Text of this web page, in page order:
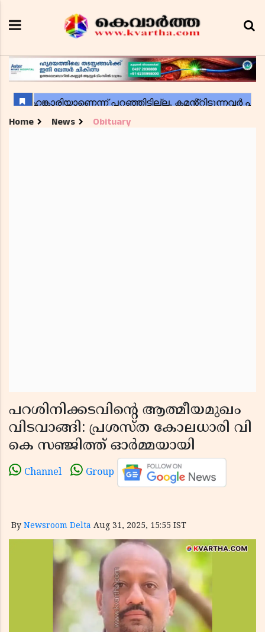
Home News Obituary
പറശിനിക്കടവിൻ്റെ ആത്മീയമുഖം
വിടവാങ്ങി: പ്രശസ്ത കോലധാരി വി
കെ സഞ്ജിത്ത് ഓർമ്മയായി
Channel Group
By Newsroom Delta Aug 31, 2025, 15:55 IST